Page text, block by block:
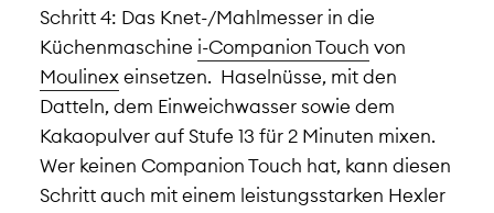
Schritt 4: Das Knet-/Mahlmesser in die
Küchenmaschine i-Companion Touch von
Moulinex einsetzen. Haselnüsse, mit den
Datteln, dem Einweichwasser sowie dem
Kakaopulver auf Stufe 13 für 2 Minuten mixen.
Wer keinen Companion Touch hat, kann diesen
Schritt auch mit einem leistungsstarken Hexler